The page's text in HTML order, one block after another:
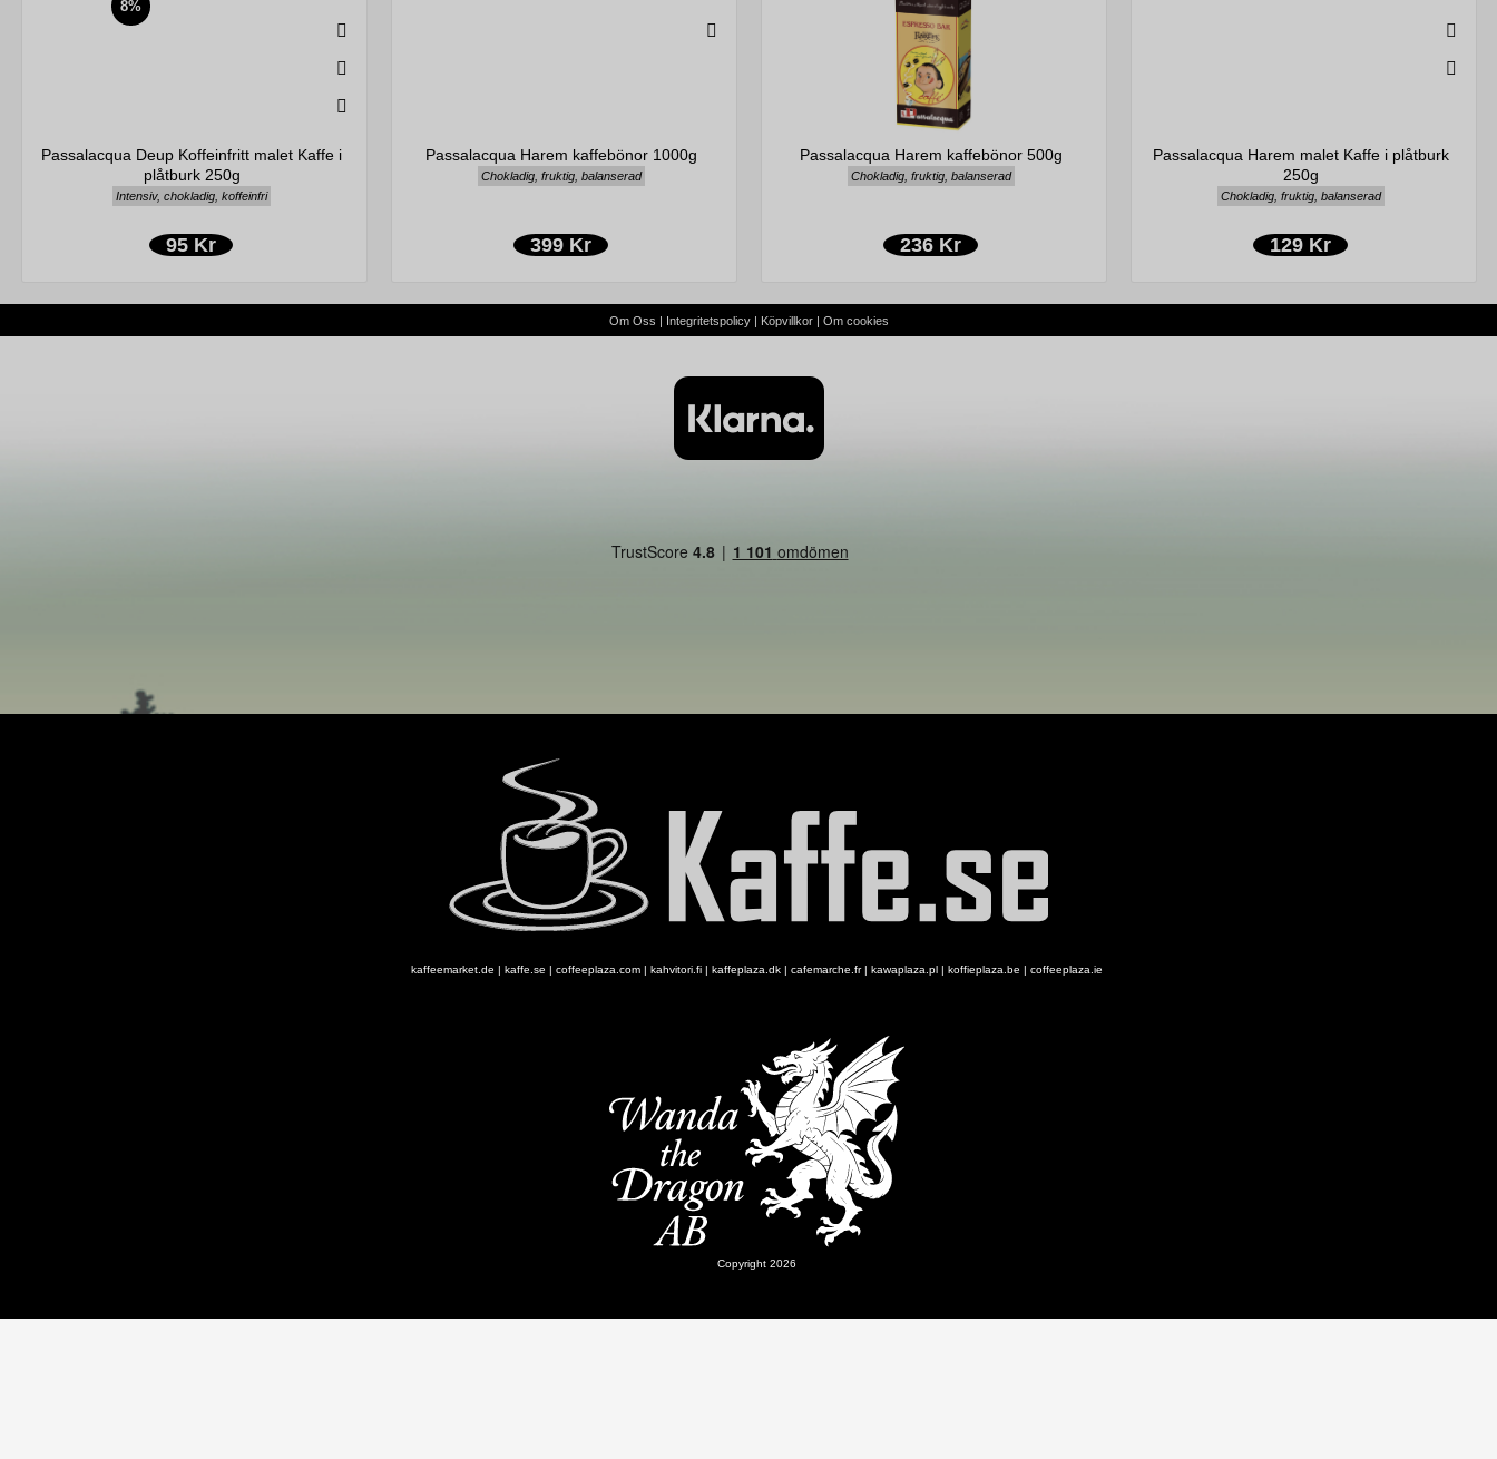
8%
Passalacqua Deup Koffeinfritt malet Kaffe i
plåtburk 250g
Intensiv, chokladig, koffeinfri
95 Kr
Passalacqua Harem kaffebönor 1000g
Chokladig, fruktig, balanserad
399 Kr
Passalacqua Harem kaffebönor 500g
Chokladig, fruktig, balanserad
236 Kr
Passalacqua Harem malet Kaffe i plåtburk
250g
Chokladig, fruktig, balanserad
129 Kr
Om Oss | Integritetspolicy| Köpvillkor| Om cookies
kaffeemarket.de | kaffe.se | coffeeplaza.com | kahvitori.fi | kaffeplaza.dk | cafemarche.fr| kawaplaza.pl | koffieplaza.be | coffeeplaza.ie
Copyright 2026